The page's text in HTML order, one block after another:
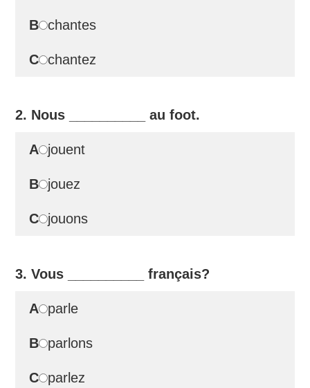
B chantes
C chantez
2. Nous au foot.
A jouent
B jouez
C jouons
3. Vous français?
A parle
B parlons
C parlez